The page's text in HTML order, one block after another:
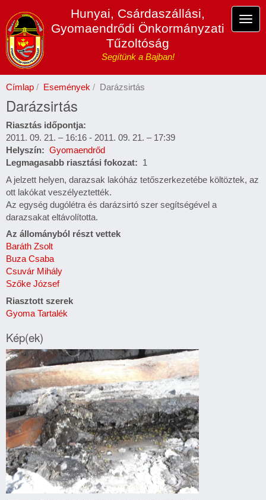
tartalomra
Hunyai, Csárdaszállási,
Gyomaendrődi Önkormányzati
Tűzoltóság
Segítünk a Bajban!
Címlap Események Darázsirtás
Darázsirtás
Riasztás időpontja
2011. 09. 21. – 16:16 - 2011. 09. 21. – 17:39
Helyszín
Gyomaendrőd
Legmagasabb riasztási fokozat
1
A jelzett helyen, darazsak lakóház tetőszerkezetébe költöztek, az
ott lakókat veszélyeztették.
Az egység dugólétra és darázsirtó szer segítségével a
darazsakat eltávolította.
Az állományból részt vettek
Baráth Zsolt
Buza Csaba
Csuvár Mihály
Szőke József
Riasztott szerek
Gyoma Tartalék
Kép(ek)